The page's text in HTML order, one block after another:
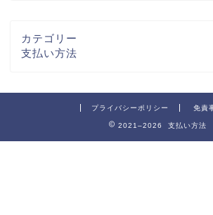
カテゴリー
支払い方法
プライバシーポリシー 免責
2021–2026 支払い方法